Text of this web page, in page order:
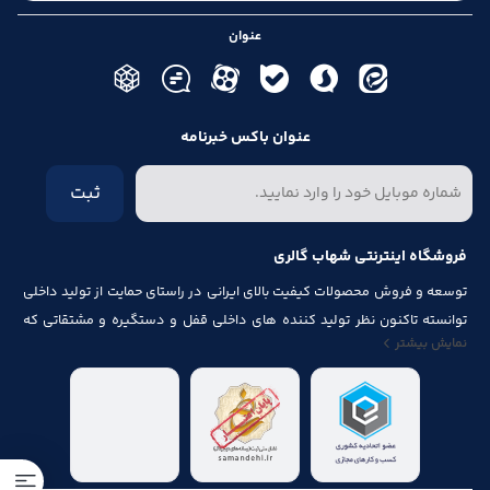
عنوان
عنوان باکس خبرنامه
ثبت
فروشگاه اینترنتی شهاب گالری
توسعه و فروش محصولات کیفیت بالای ایرانی در راستای حمایت از تولید داخلی
توانسته تاکنون نظر تولید کننده های داخلی قفل و دستگیره و مشتقاتی که
مرتبط با درب و پنجره باشد از قبیل شماره پلاک، جک آرام بند ، فنر های در ، لولا ،
چرخ ، پیچ ، ریل ، پایه کابینت و لوازم آلات مصرف شده در کابینت را به خود جلب
نمایش بیشتر